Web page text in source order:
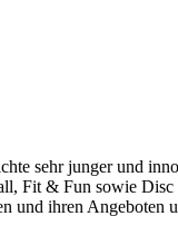
sehr junger und
Fit & Fun sowie
und ihren